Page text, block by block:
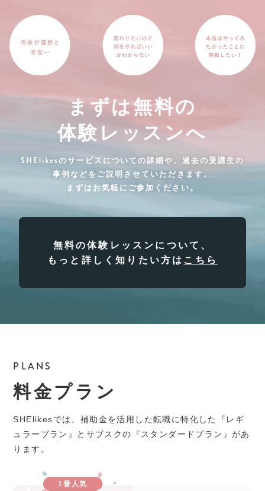
まずは無料の
体験レッスンへ
SHElikesのサービスについての詳細や、過去の受講生の
事例などをご説明させていただきます。
まずはお気軽にご参加ください。
無料の体験レッスンについて、
もっと詳しく知りたい方は こちら
PLANS
料金プラン
SHElikesでは、補助金を活用した転職に特化した『レギ
ュラープラン』とサブスクの『スタンダードプラン』があ
ります。
1番人気